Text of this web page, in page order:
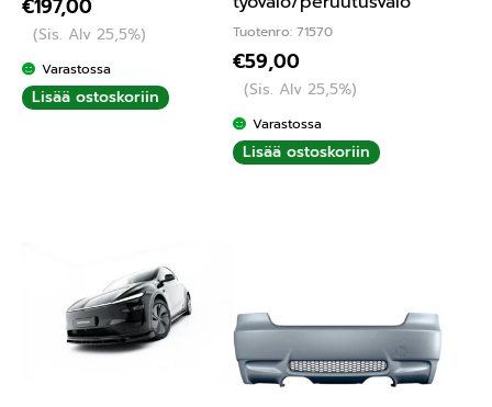
€197,00
(Sis. Alv 25,5%)
Varastossa
Lisää ostoskoriin
Tuotenro: 71570
€59,00
(Sis. Alv 25,5%)
Varastossa
Lisää ostoskoriin